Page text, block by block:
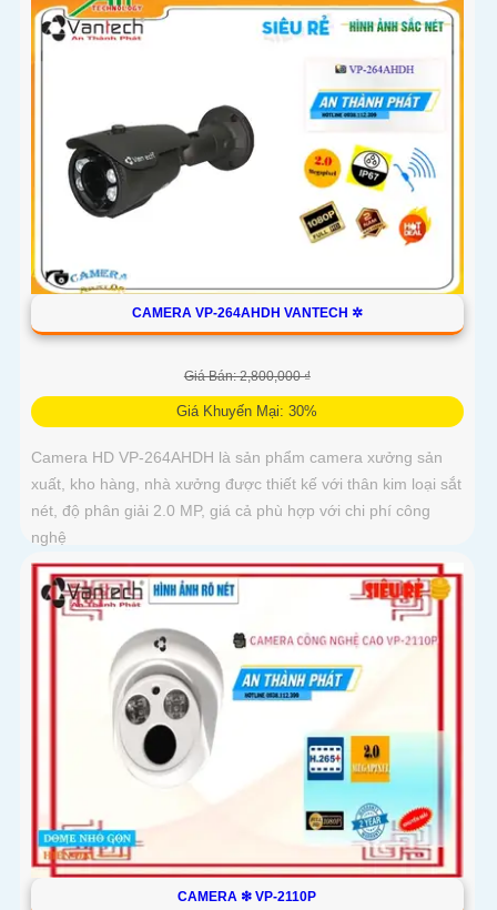
CAMERA VP-264AHDH VANTECH ✲
Giá Bán: 2,800,000 ₫
Giá Khuyến Mại: 30%
Camera HD VP-264AHDH là sản phẩm camera xưởng sản
xuất, kho hàng, nhà xưởng được thiết kế với thân kim loại sắt
nét, độ phân giải 2.0 MP, giá cả phù hợp với chi phí công
nghệ
CAMERA ❇ VP-2110P